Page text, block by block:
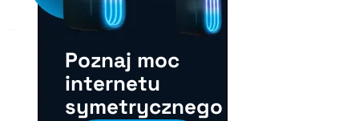
Poznaj moc
internetu
symetrycznego